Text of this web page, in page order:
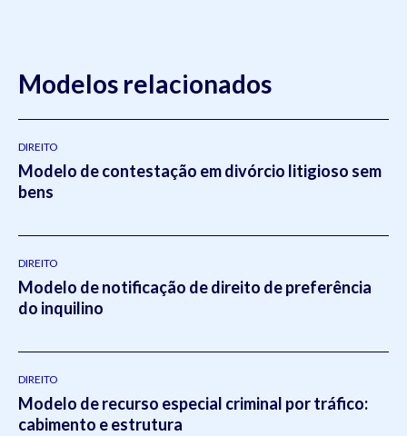
Modelos relacionados
DIREITO
Modelo de contestação em divórcio litigioso sem
bens
DIREITO
Modelo de notificação de direito de preferência
do inquilino
DIREITO
Modelo de recurso especial criminal por tráfico:
cabimento e estrutura